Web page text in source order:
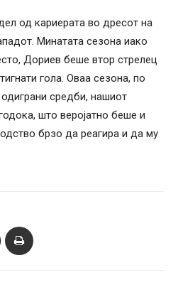
од кариерата во дресот на
Минатата сезона иако
Дориев беше втор стрелец
гола. Оваа сезона, по
средби, нашиот
што веројатно беше и
брзо да реагира и да му